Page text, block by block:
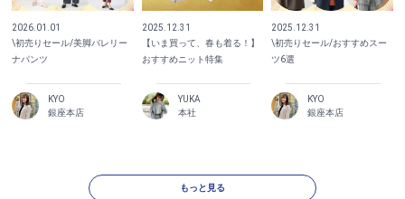
2026.01.01
\初売りセール/美脚バレリー
ナパンツ
KYO
銀座本店
2025.12.31
【いま買って、春も着る！】
おすすめニット特集
YUKA
本社
2025.12.31
\初売りセール/おすすめスー
ツ6選
KYO
銀座本店
もっと見る